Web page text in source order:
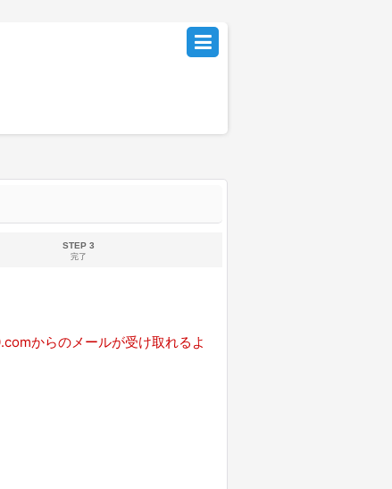
STEP 3
完了
からのメールが受け取れるよ